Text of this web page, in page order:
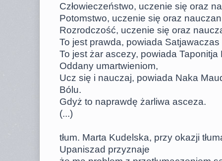
Człowieczeństwo, uczenie się oraz
Potomstwo, uczenie się oraz
Rozrodczość, uczenie się oraz
To jest prawda, powiada Satjawaczas
To jest żar ascezy, powiada Taponitja
Oddany umartwieniom,
Ucz się i nauczaj, powiada Naka
Bólu.
Gdyż to naprawdę żarliwa asceza.
(...)
tłum. Marta Kudelska, przy okazji
Upaniszad przyznaje